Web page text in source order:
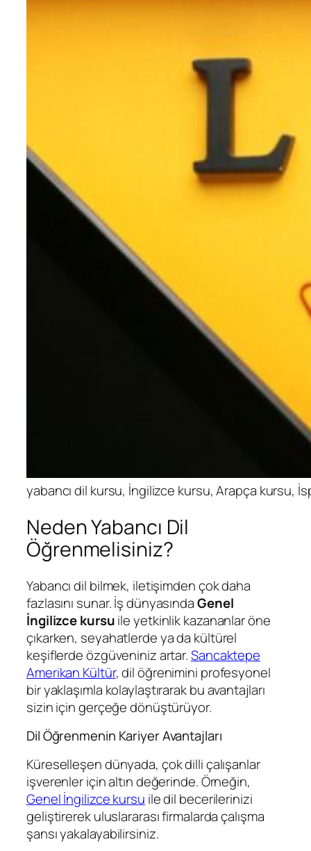
yabancı dil kursu, İngilizce kursu, Arapça kursu,
Neden Yabancı Dil
Öğrenmelisiniz?
Yabancı dil bilmek, iletişimden çok daha
fazlasını sunar. İş dünyasındaGenel
İngilizce kursuile yetkinlik kazananlar öne
çıkarken, seyahatlerde ya da kültürel
keşiflerde özgüveniniz artar.Sancaktepe
Amerikan Kültür, dil öğrenimini profesyonel
bir yaklaşımla kolaylaştırarak bu avantajları
sizin için gerçeğe dönüştürüyor.
Dil Öğrenmenin Kariyer Avantajları
Küreselleşen dünyada, çok dilli çalışanlar
işverenler için altın değerinde. Örneğin,
Genel İngilizce kursu ile dil becerilerinizi
geliştirerek uluslararası firmalarda çalışma
şansı yakalayabilirsiniz.